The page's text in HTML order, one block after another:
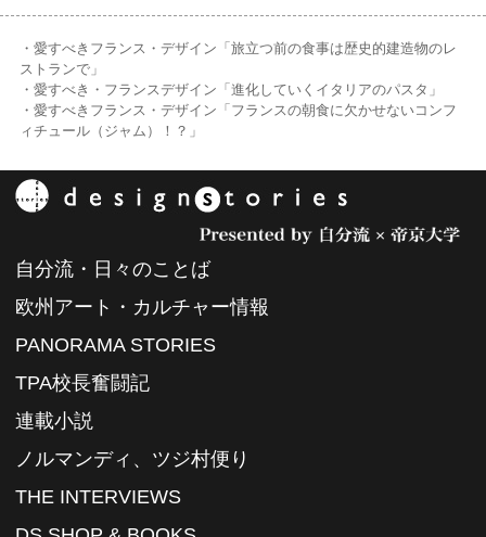
・愛すべきフランス・デザイン「旅立つ前の食事は歴史的建造物のレ
ストランで」
・愛すべき・フランスデザイン「進化していくイタリアのパスタ」
・愛すべきフランス・デザイン「フランスの朝食に欠かせないコンフ
ィチュール（ジャム）！？」
自分流・日々のことば
欧州アート・カルチャー情報
PANORAMA STORIES
TPA校長奮闘記
連載小説
ノルマンディ、ツジ村便り
THE INTERVIEWS